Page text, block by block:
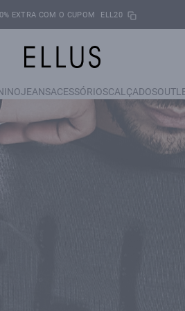
EXTRA COM O CUPOM ELL20
JEANSACESSÓRIOSCALÇADOS